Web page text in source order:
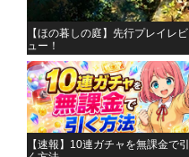
【ほの暮しの庭】先行プレイレビ
ュー！
【速報】10連ガチャを無課金で引